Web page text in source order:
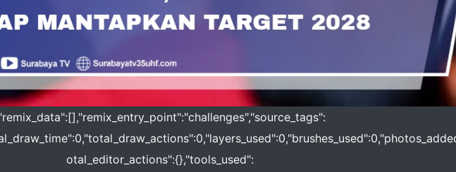
otal_editor_actions":{},"tools_used":